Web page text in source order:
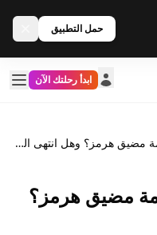
حمل التطبيق
ابدأ رحلتك الآن
ماذا خسر العالم خلال أزمة مضيق هرمز؟ وهل انتهى الخطر فعلًا؟
مضيق هرمز؟